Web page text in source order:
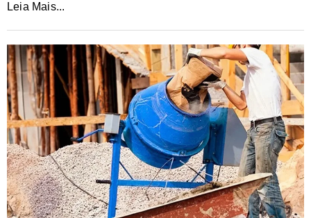
Leia Mais...